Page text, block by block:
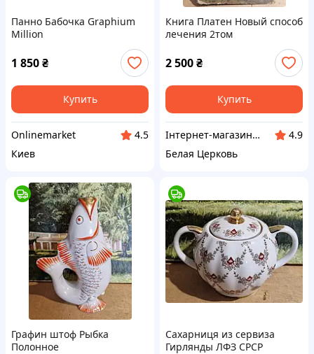
Панно Бабочка Graphium
Million
1 850₴
Купить
Onlinemarket
4.5
Киев
Книга Платен Новый способ
лечения 2том
2 500₴
Купить
Інтернет-магазин Сувенір
4.9
Белая Церковь
Графин штоф Рыбка
Полонное
Сахарниця из сервиза
Гирлянды ЛФЗ СРСР